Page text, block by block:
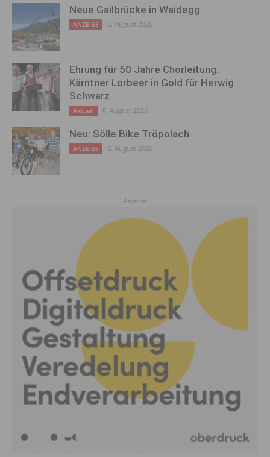
Neue Gailbrücke in Waidegg
ANZEIGE 8. August 2026
Ehrung für 50 Jahre Chorleitung:
Kärntner Lorbeer in Gold für Herwig
Schwarz
Aktuell 8. August 2026
Neu: Sölle Bike Tröpolach
ANZEIGE 8. August 2026
Anzeige